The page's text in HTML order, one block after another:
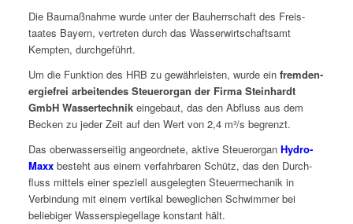
Die Bau­maß­nahme wurde unter der Bauherrschaft des Freis­
taates Bay­ern, vertreten durch das Wasser­wirtschaft­samt
Kempten, durchgeführt.
Um die Funk­tion des HRB zu gewährleis­ten, wurde ein frem­den­
ergiefrei arbei­t­en­des Steueror­gan der Fir­ma Stein­hardt
GmbH Wassertech­nikeinge­baut, das den Abfluss aus dem
Beck­en zu jed­er Zeit auf den Wert von 2,4 m³/s begrenzt.
Das ober­wasser­seit­ig ange­ord­nete, aktive Steueror­gan Hydro­
Maxxbeste­ht aus einem ver­fahrbaren Schütz, das den Durch­
fluss mit­tels ein­er speziell aus­gelegten Steuer­mechanik in
Verbindung mit einem ver­tikal beweglichen Schwim­mer bei
beliebiger Wasser­spiegel­lage kon­stant hält.